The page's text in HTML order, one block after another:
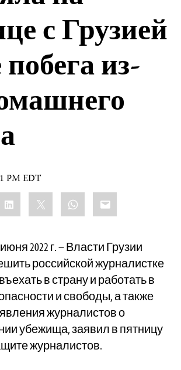
с Грузией
из-
PM EDT
LinkedIn WhatsApp
Email
2022 г. – Власти Грузии
российской журналистке
в страну и работать в
и свободы, а также
журналистов о
убежища, заявил в пятницу
журналистов.